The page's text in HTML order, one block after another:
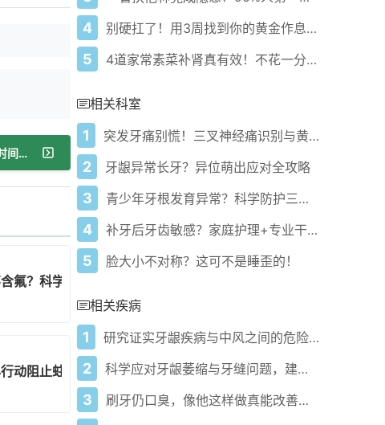
下一篇：门牙缺失种牙需多久？3种方案时间详解
氟？科学选择指南来了！
动阻止蛀牙恶化成功率翻倍！
4 别硬扛了！用3周找到你的黄金作息你的身体在等你
5 4道家常素菜补肾真有效！不花一分钱还比生蚝更温和
相关科室
1 突发牙痛别慌！三叉神经痛识别与黄金三小时止痛法
2 牙龈异常长牙？异位萌出应对全攻略
3 青少年牙根发育异常？科学防护三步降低风险！
4 补牙后牙齿敏感？家庭护理+专业干预快速缓解
5 脸大小不对称？这可不是睡歪的！
相关疾病
1 研究证实牙龈疾病与中风之间的危险联系
2 科学应对牙龈萎缩与牙缝问题，建议全周期管理！
3 刷牙仍口臭，像他这样做真能改善吗？